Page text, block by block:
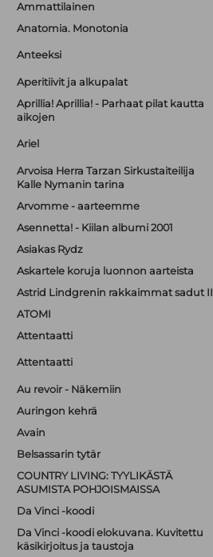
Ammattilainen
Anatomia. Monotonia
Anteeksi
Aperitiivit ja alkupalat
Aprillia! Aprillia! - Parhaat pilat kautta
aikojen
Ariel
Arvoisa Herra Tarzan Sirkustaiteilija
Kalle Nymanin tarina
Arvomme - aarteemme
Asennetta! - Kiilan albumi 2001
Asiakas Rydz
Askartele koruja luonnon aarteista
Astrid Lindgrenin rakkaimmat sadut II
ATOMI
Attentaatti
Attentaatti
Au revoir - Näkemiin
Auringon kehrä
Avain
Belsassarin tytär
COUNTRY LIVING: TYYLIKÄSTÄ
ASUMISTA POHJOISMAISSA
Da Vinci -koodi
Da Vinci -koodi elokuvana. Kuvitettu
käsikirjoitus ja taustoja